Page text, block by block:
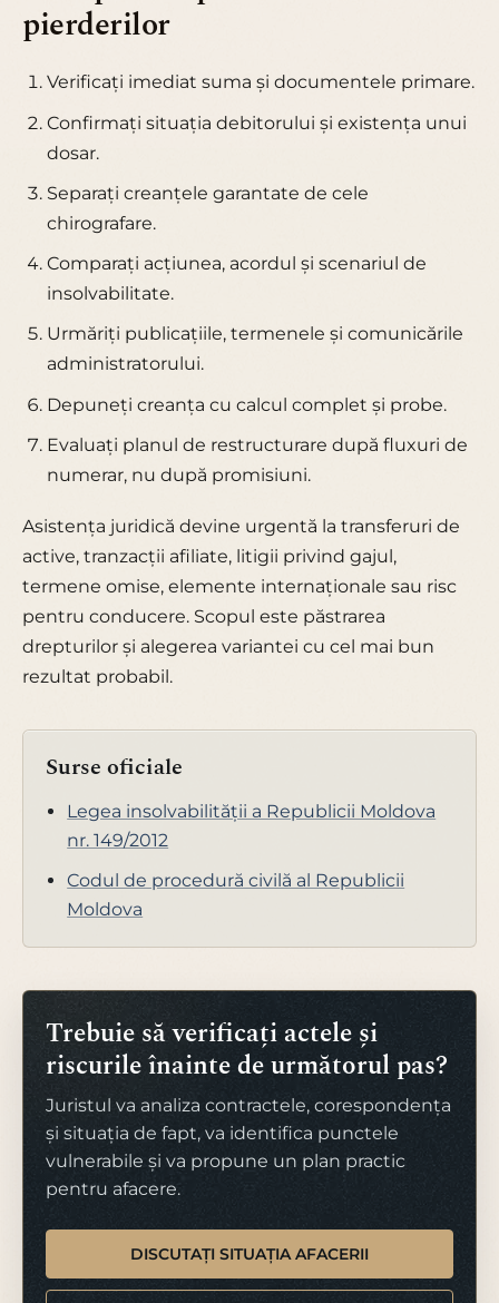
pierderilor
Verificați imediat suma și documentele primare.
Confirmați situația debitorului și existența unui
dosar.
Separați creanțele garantate de cele
chirografare.
Comparați acțiunea, acordul și scenariul de
insolvabilitate.
Urmăriți publicațiile, termenele și comunicările
administratorului.
Depuneți creanța cu calcul complet și probe.
Evaluați planul de restructurare după fluxuri de
numerar, nu după promisiuni.
Asistența juridică devine urgentă la transferuri de
active, tranzacții afiliate, litigii privind gajul,
termene omise, elemente internaționale sau risc
pentru conducere. Scopul este păstrarea
drepturilor și alegerea variantei cu cel mai bun
rezultat probabil.
Surse oficiale
Legea insolvabilității a Republicii Moldova
nr. 149/2012
Codul de procedură civilă al Republicii
Moldova
Trebuie să verificați actele și
riscurile înainte de următorul pas?
Juristul va analiza contractele, corespondența
și situația de fapt, va identifica punctele
vulnerabile și va propune un plan practic
pentru afacere.
DISCUTAȚI SITUAȚIA AFACERII